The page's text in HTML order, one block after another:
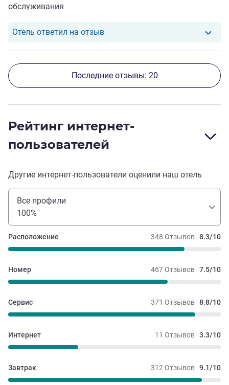
обслуживания
Отель ответил на отзывОтель ответил на отзыв от
Последние отзывы: 20
Рейтинг интернет-
пользователей
Другие интернет-пользователи оценили наш отель
Все профили
100%
348 Отзывов 8.3/10
Расположение
467 Отзывов 7.5/10
Номер
371 Отзывов 8.8/10
Сервис
11 Отзывов 3.3/10
Интернет
312 Отзывов 9.1/10
Завтрак